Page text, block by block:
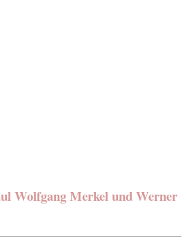
Wolfgang Merkel und Werner